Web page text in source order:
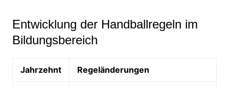
Entwicklung der Handballregeln im
Bildungsbereich
Jahrzehnt Regeländerungen